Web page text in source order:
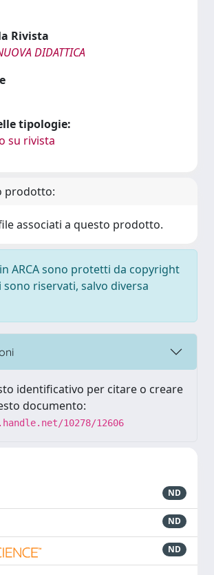
Rivista
DIDATTICA
tipologie:
su rivista
prodotto:
associati a questo prodotto.
ARCA sono protetti da copyright
riservati, salvo diversa
identificativo per citare o creare
documento:
10278/12606
ND
ND
ND